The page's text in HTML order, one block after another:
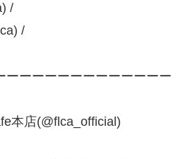
/
/
ーーーーーーーーーーーーー
本店(@flca_official)